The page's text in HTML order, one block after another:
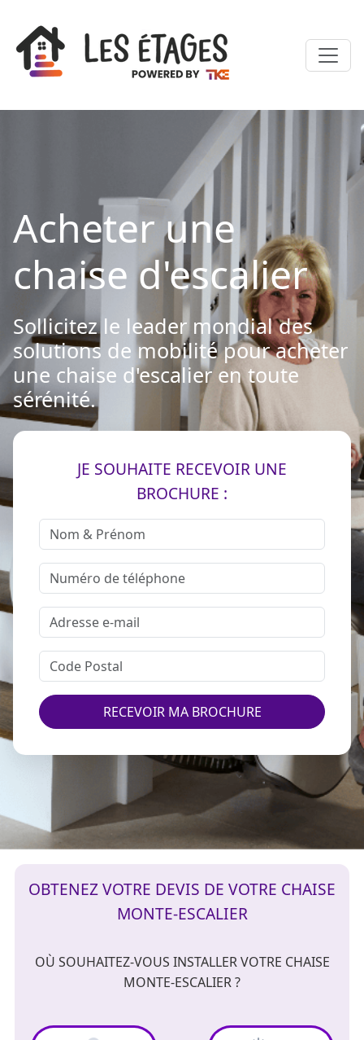
Acheter une
chaise d'escalier
Sollicitez le leader mondial des
solutions de mobilité pour acheter
une chaise d'escalier en toute
sérénité.
JE SOUHAITE RECEVOIR UNE
BROCHURE :
RECEVOIR MA BROCHURE
OBTENEZ VOTRE DEVIS DE VOTRE CHAISE
MONTE-ESCALIER
OÙ SOUHAITEZ-VOUS INSTALLER VOTRE CHAISE
MONTE-ESCALIER ?